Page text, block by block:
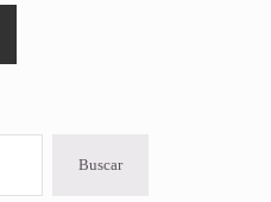
Buscar